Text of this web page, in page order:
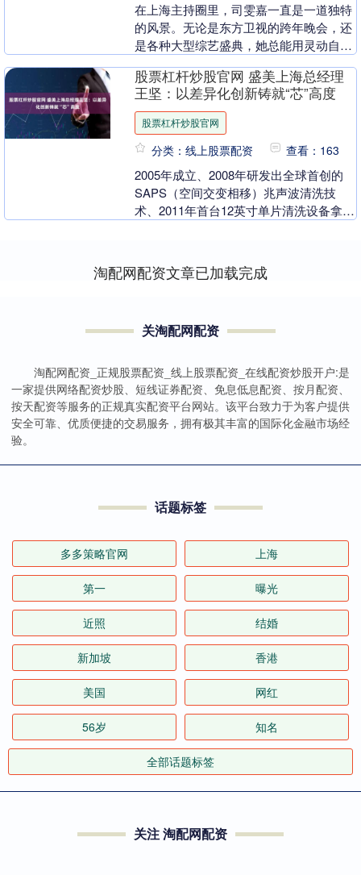
在上海主持圈里，司雯嘉一直是一道独特
的风景。无论是东方卫视的跨年晚会，还
是各种大型综艺盛典，她总能用灵动自然
的主持风格抓住观众的目光，状态长年在
线，成为不少人心....
股票杠杆炒股官网 盛美上海总经理
王坚：以差异化创新铸就“芯”高度
股票杠杆炒股官网
分类：线上股票配资 查看：163
2005年成立、2008年研发出全球首创的
SAPS（空间交变相移）兆声波清洗技
术、2011年首台12英寸单片清洗设备拿到
淘配网配资文章已加载完成
关淘配网配资
淘配网配资_正规股票配资_线上股票配资_在线配资炒股开户:是
一家提供网络配资炒股、短线证券配资、免息低息配资、按月配资、
按天配资等服务的正规真实配资平台网站。该平台致力于为客户提供
安全可靠、优质便捷的交易服务，拥有极其丰富的国际化金融市场经
验。
话题标签
多多策略官网 上海
第一 曝光
近照 结婚
新加坡 香港
美国 网红
56岁 知名
全部话题标签
关注 淘配网配资